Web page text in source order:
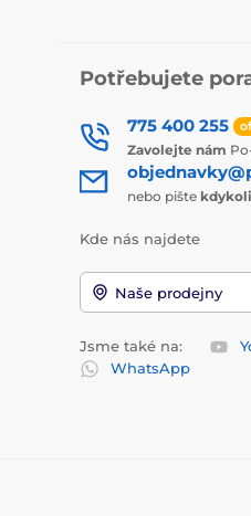
Potřebujete
775 400 255
Zavolejte nám
nebo pište
Kde nás najdete
Naše prodejny
Jsme také na:
WhatsApp